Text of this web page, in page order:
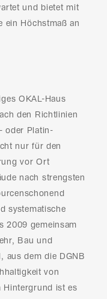
und bietet mit
ein Höchstmaß an
OKAL-Haus
den Richtlinien
oder Platin-
nur für den
vor Ort
nach strengsten
systematische
2009 gemeinsam
Bau und
aus dem die DGNB
von
Hintergrund ist es